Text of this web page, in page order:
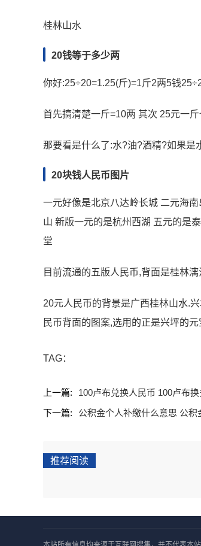
桂林山水
20钱等于多少两
你好:25÷20=1.25(斤)=1斤2两5钱
首先搞清楚一斤=10两 其次 25元一
那要看是什么了:水?油?酒精?如果是
20块钱人民币图片
一元好像是北京八达岭长城 二元海
山 新版一元的是杭州西湖 五元的是
堂
目前流通的五版人民币,背面是桂林
20元人民币的背景是广西桂林山水.
民币背面的图案,选用的正是兴坪的元
TAG：
上一篇:
100卢布兑换人民币 100卢布
下一篇:
公积金个人补缴什么意思 公积
推荐阅读